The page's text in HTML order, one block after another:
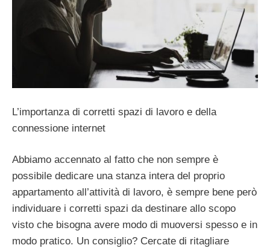
L’importanza di corretti spazi di lavoro e della
connessione internet
Abbiamo accennato al fatto che non sempre è
possibile dedicare una stanza intera del proprio
appartamento all’attività di lavoro, è sempre bene però
individuare i corretti spazi da destinare allo scopo
visto che bisogna avere modo di muoversi spesso e in
modo pratico. Un consiglio? Cercate di ritagliare